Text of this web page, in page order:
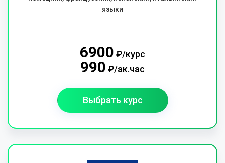
языки
6900 ₽/курс
990 ₽/ак.час
Выбрать курс